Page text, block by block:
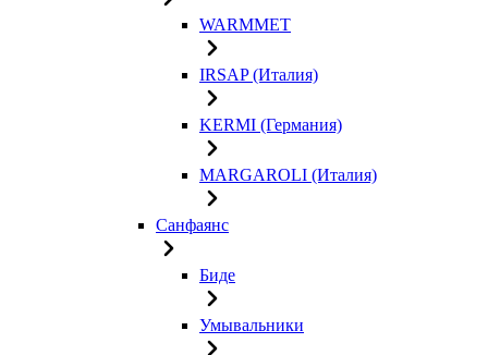
WARMMET
IRSAP (Италия)
KERMI (Германия)
MARGAROLI (Италия)
Санфаянс
Биде
Умывальники